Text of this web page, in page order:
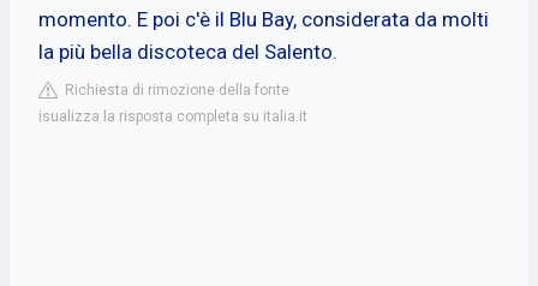
momento. E poi c'è il Blu Bay, considerata da molti
la più bella discoteca del Salento.
Richiesta di rimozione della fonte
isualizza la risposta completa su italia.it